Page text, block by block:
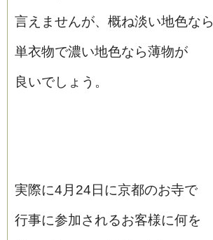
言えませんが、概ね淡い地色なら
単衣物で濃い地色なら薄物が
良いでしょう。
実際に4月24日に京都のお寺で
行事に参加されるお客様に何を